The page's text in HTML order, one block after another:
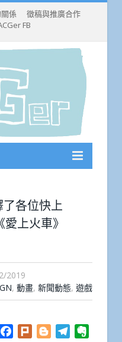
係
徵稿與推廣合作
FB
各位快上
上火車》
2019
, 動畫, 新聞動態, 遊戲
Facebook
Plurk BloggerTelegram